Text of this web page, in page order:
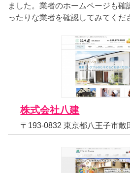
ました。業者のホームページも
ったりな業者を確認してみてくだ
株式会社八建
〒193-0832 東京都八王子市散